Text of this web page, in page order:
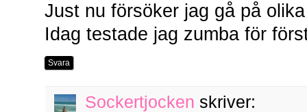
Just nu försöker jag gå på
Idag testade jag zumba för
Svara
Sockertjocken skriver: